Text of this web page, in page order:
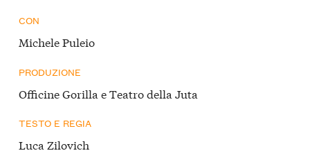
CON
Michele Puleio
PRODUZIONE
Officine Gorilla e Teatro della Juta
TESTO E REGIA
Luca Zilovich